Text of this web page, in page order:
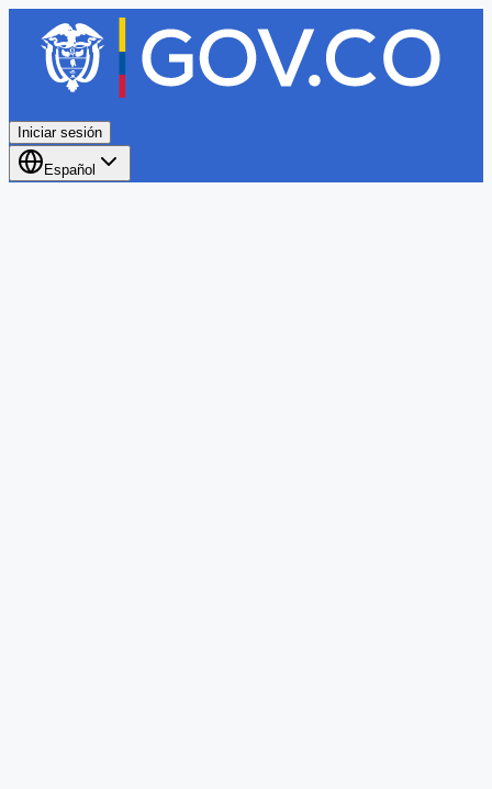
Iniciar sesión
Español